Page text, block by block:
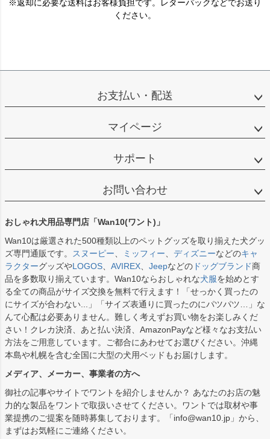
※返却に必要な送料はお客様負担です。レターパックなどでお送り
ください。
お支払い・配送
マイページ
サポート
お問い合わせ
おしゃれ犬用品専門店「Wan10(ワント)」
Wan10は厳選された500種類以上のペットグッズを取り揃えた犬グッ
ズ専門通販です。
スヌーピー ミッフィー ディズニーなどのキャ
ラクターグッズやLOGOS AVIREX Jeepなどの ドッグブランド商
品を多数取り揃えています。Wan10ならおしゃれな犬服を始めとす
る全ての商品がサイズ交換を無料で行えます！「せっかく買ったの
にサイズが合わない...」「サイズ表通りに買ったのにパツパツ…」な
んて心配は必要ありません。難しく考えずお買い物をお楽しみくだ
さい！クレカ決済、あと払い決済、AmazonPayなど様々なお支払い
方法をご用意しています。ご都合にあわせてお選びください。沖縄
本島や札幌を含む全国に大型の犬用ベッドもお届けします。
メディア、メーカー、事業者の方へ
御社の記事やサイトでワントを紹介しませんか？ あなたのお店の魅
力的な製品をワントで取扱いさせてください。ワントでは取材や事
業提携のご提案を随時募集しております。「info@wan10.jp」から、
まずはお気軽にご連絡ください。